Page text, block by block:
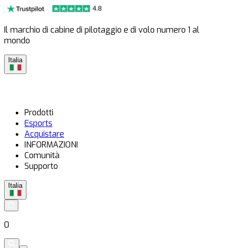
Il marchio di cabine di pilotaggio e di volo numero 1 al
mondo
Italia
Prodotti
Esports
Acquistare
INFORMAZIONI
Comunità
Supporto
Italia
0